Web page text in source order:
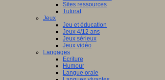
Sites ressources
Tutorat
Jeux
Jeu et éducation
Jeux 4/12 ans
Jeux sérieux
Jeux vidéo
Langages
Ecriture
Humour
Langue orale